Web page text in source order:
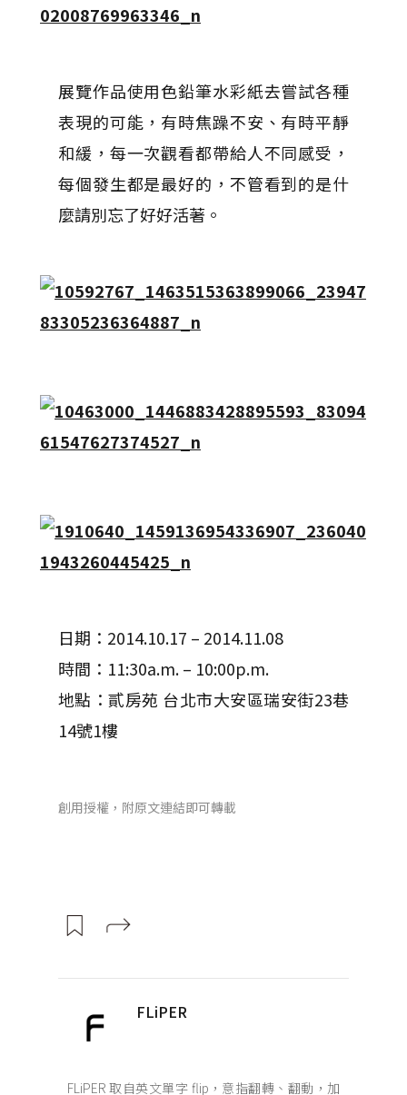
展覽作品使用色鉛筆水彩紙去嘗試各種
表現的可能，有時焦躁不安、有時平靜
和緩，每一次觀看都帶給人不同感受，
每個發生都是最好的，不管看到的是什
麼請別忘了好好活著。
日期：2014.10.17 – 2014.11.08
時間：11:30a.m. – 10:00p.m.
地點：貳房苑 台北市大安區瑞安街23巷
14號1樓
創用授權，附原文連結即可轉載
FLiPER
FLiPER 取自英文單字 flip，意指翻轉、翻動，加